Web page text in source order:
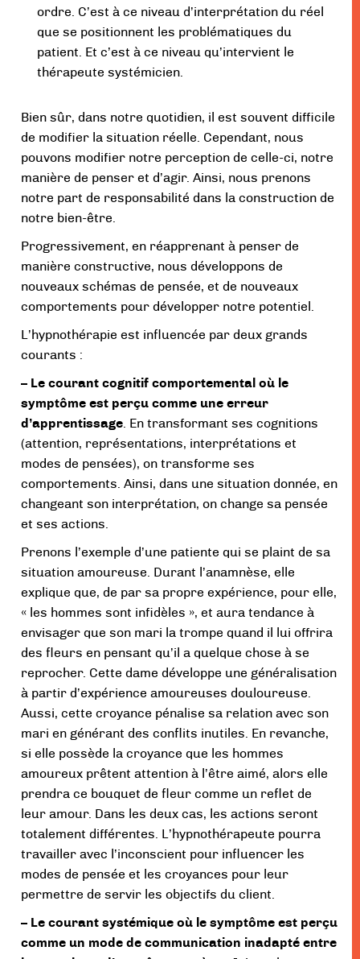
ordre. C’est à ce niveau d’interprétation du réel
que se positionnent les problématiques du
patient. Et c’est à ce niveau qu’intervient le
thérapeute systémicien.
Bien sûr, dans notre quotidien, il est souvent difficile
de modifier la situation réelle. Cependant, nous
pouvons modifier notre perception de celle-ci, notre
manière de penser et d’agir. Ainsi, nous prenons
notre part de responsabilité dans la construction de
notre bien-être.
Progressivement, en réapprenant à penser de
manière constructive, nous développons de
nouveaux schémas de pensée, et de nouveaux
comportements pour développer notre potentiel.
L’hypnothérapie est influencée par deux grands
courants :
– Le courant cognitif comportemental où le
symptôme est perçu comme une erreur
d’apprentissage. En transformant ses cognitions
(attention, représentations, interprétations et
modes de pensées), on transforme ses
comportements. Ainsi, dans une situation donnée, en
changeant son interprétation, on change sa pensée
et ses actions.
Prenons l’exemple d’une patiente qui se plaint de sa
situation amoureuse. Durant l’anamnèse, elle
explique que, de par sa propre expérience, pour elle,
« les hommes sont infidèles », et aura tendance à
envisager que son mari la trompe quand il lui offrira
des fleurs en pensant qu’il a quelque chose à se
reprocher. Cette dame développe une généralisation
à partir d’expérience amoureuses douloureuse.
Aussi, cette croyance pénalise sa relation avec son
mari en générant des conflits inutiles. En revanche,
si elle possède la croyance que les hommes
amoureux prêtent attention à l’être aimé, alors elle
prendra ce bouquet de fleur comme un reflet de
leur amour. Dans les deux cas, les actions seront
totalement différentes. L’hypnothérapeute pourra
travailler avec l’inconscient pour influencer les
modes de pensée et les croyances pour leur
permettre de servir les objectifs du client.
– Le courant systémique où le symptôme est perçu
comme un mode de communication inadapté entre